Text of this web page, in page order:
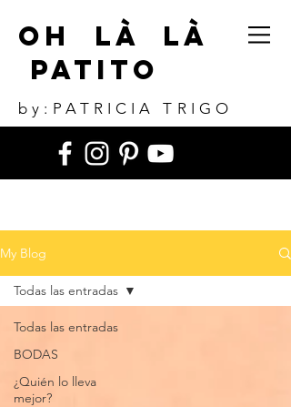
Oh Là Là
Patito
by:PATRICIA TRIGO
My Blog
Todas las entradas
BODAS
¿Quién lo lleva
mejor?
Todas las entradas